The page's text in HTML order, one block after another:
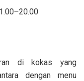
di kokas yang
dengan menu